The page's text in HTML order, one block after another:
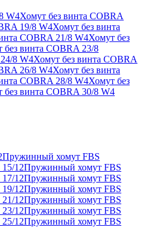
W4Хомут без винта COBRA
19/8 W4Хомут без винта
COBRA 21/8 W4Хомут без
без винта COBRA 23/8
8 W4Хомут без винта COBRA
26/8 W4Хомут без винта
COBRA 28/8 W4Хомут без
без винта COBRA 30/8 W4
Пружинный хомут FBS
12Пружинный хомут FBS
12Пружинный хомут FBS
12Пружинный хомут FBS
12Пружинный хомут FBS
12Пружинный хомут FBS
12Пружинный хомут FBS